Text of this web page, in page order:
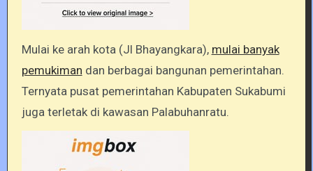
Mulai ke arah kota (Jl Bhayangkara), mulai banyak
pemukiman dan berbagai bangunan pemerintahan.
Ternyata pusat pemerintahan Kabupaten Sukabumi
juga terletak di kawasan Palabuhanratu.